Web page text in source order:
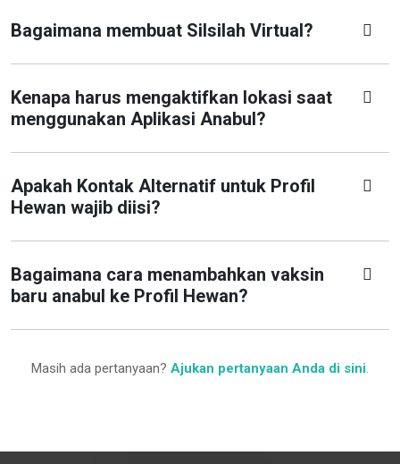
Bagaimana membuat Silsilah Virtual?
Kenapa harus mengaktifkan lokasi saat
menggunakan Aplikasi Anabul?
Apakah Kontak Alternatif untuk Profil
Hewan wajib diisi?
Bagaimana cara menambahkan vaksin
baru anabul ke Profil Hewan?
Masih ada pertanyaan? Ajukan pertanyaan Anda di sini.